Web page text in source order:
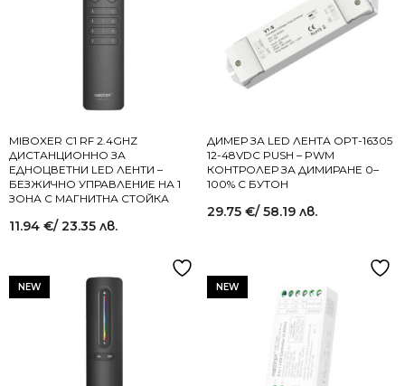
MIBOXER C1 RF 2.4GHZ
ДИСТАНЦИОННО ЗА
ЕДНОЦВЕТНИ LED ЛЕНТИ –
БЕЗЖИЧНО УПРАВЛЕНИЕ НА 1
ЗОНА С МАГНИТНА СТОЙКА
11.94 €/ 23.35 лв.
ДИМЕР ЗА LED ЛЕНТА OPT-16305
12-48VDC PUSH – PWM
КОНТРОЛЕР ЗА ДИМИРАНЕ 0–
100% С БУТОН
29.75 €/ 58.19 лв.
NEW NEW